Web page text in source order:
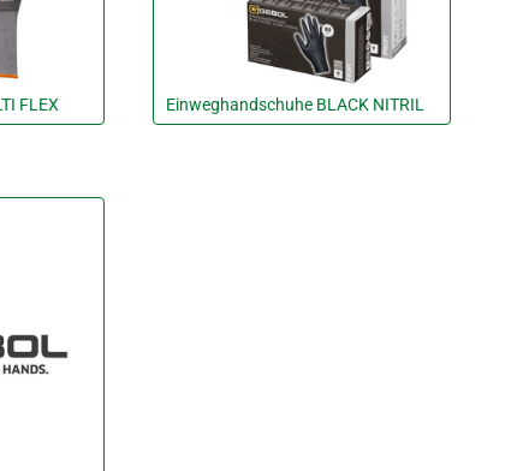
FLEX Einweghandschuhe BLACK NITRIL